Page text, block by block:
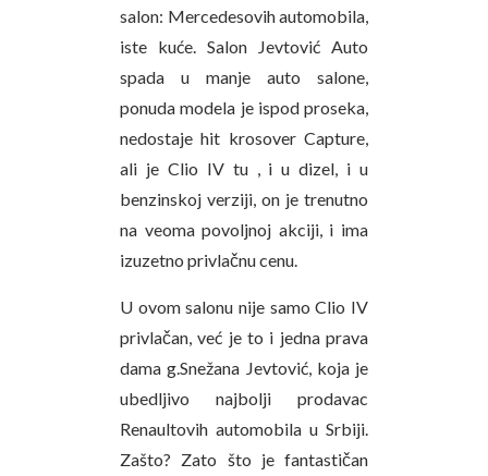
salon: Mercedesovih automobila,
iste kuće. Salon Jevtović Auto
spada u manje auto salone,
ponuda modela je ispod proseka,
nedostaje hit krosover Capture,
ali je Clio IV tu , i u dizel, i u
benzinskoj verziji, on je trenutno
na veoma povoljnoj akciji, i ima
izuzetno privlačnu cenu.
U ovom salonu nije samo Clio IV
privlačan, već je to i jedna prava
dama g.Snežana Jevtović, koja je
ubedljivo najbolji prodavac
Renaultovih automobila u Srbiji.
Zašto? Zato što je fantastičan